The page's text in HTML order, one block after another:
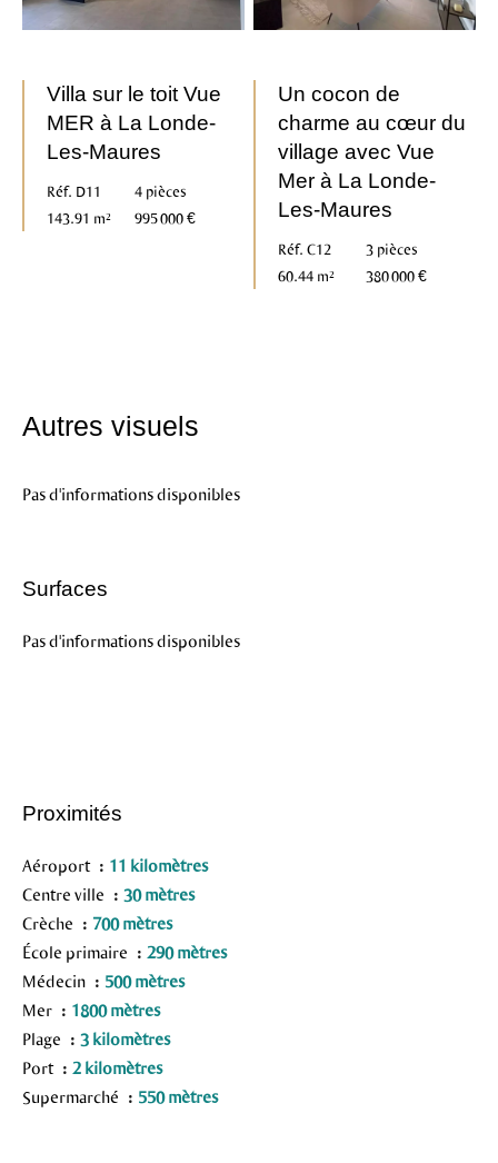
Villa sur le toit Vue
MER à La Londe-
Les-Maures
Réf. D11
4 pièces
143.91 m²
995 000 €
Un cocon de
charme au cœur du
village avec Vue
Mer à La Londe-
Les-Maures
Réf. C12
3 pièces
60.44 m²
380 000 €
Autres visuels
Pas d'informations disponibles
Surfaces
Pas d'informations disponibles
Proximités
Aéroport
11 kilomètres
Centre ville
30 mètres
Crèche
700 mètres
École primaire
290 mètres
Médecin
500 mètres
Mer
1800 mètres
Plage
3 kilomètres
Port
2 kilomètres
Supermarché
550 mètres